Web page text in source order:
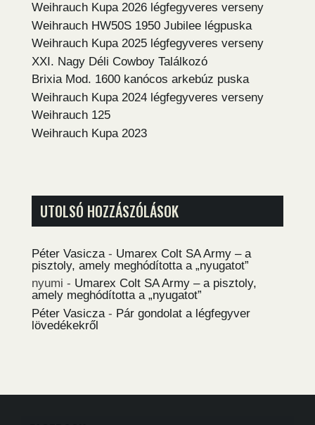
Weihrauch Kupa 2026 légfegyveres verseny
Weihrauch HW50S 1950 Jubilee légpuska
Weihrauch Kupa 2025 légfegyveres verseny
XXI. Nagy Déli Cowboy Találkozó
Brixia Mod. 1600 kanócos arkebúz puska
Weihrauch Kupa 2024 légfegyveres verseny
Weihrauch 125
Weihrauch Kupa 2023
UTOLSÓ HOZZÁSZÓLÁSOK
Péter Vasicza - Umarex Colt SA Army – a
pisztoly, amely meghódította a „nyugatot”
nyumi - Umarex Colt SA Army – a pisztoly,
amely meghódította a „nyugatot”
Péter Vasicza - Pár gondolat a légfegyver
lövedékekről